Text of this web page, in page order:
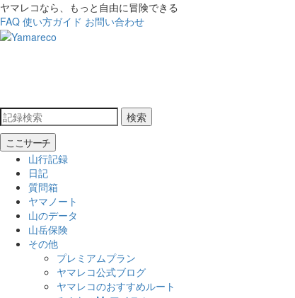
ヤマレコなら、もっと自由に冒険できる
FAQ 使い方ガイド お問い合わせ
検索
ここサーチ
山行記録
日記
質問箱
ヤマノート
山のデータ
山岳保険
その他
プレミアムプラン
ヤマレコ公式ブログ
ヤマレコのおすすめルート